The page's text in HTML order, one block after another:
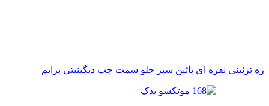
زه تزئینی نقره ای پائین سپر جلو سمت چپ دیگینیتی پرایم